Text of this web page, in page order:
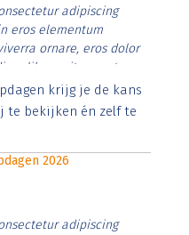
adipiscing
eros elementum
ornare, eros dolor
libero vitae erat.
id rutrum lorem
tristique posuere.
krijg je de kans
te bekijken én zelf te
2026
adipiscing